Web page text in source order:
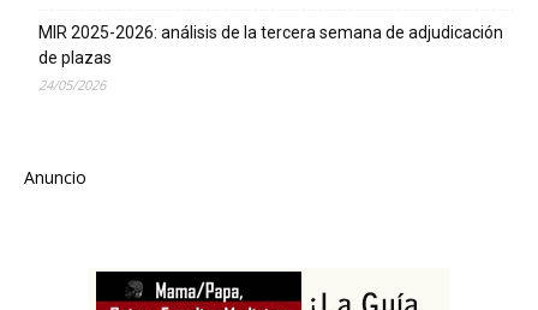
MIR 2025-2026: análisis de la tercera semana de adjudicación
de plazas
24/05/2026
Anuncio